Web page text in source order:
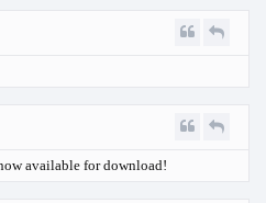
available for download!